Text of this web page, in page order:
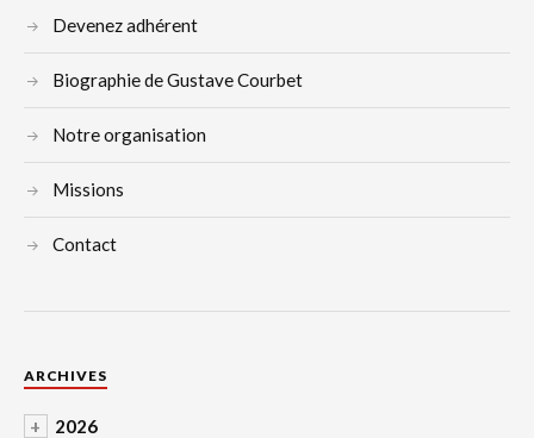
Devenez adhérent
Biographie de Gustave Courbet
Notre organisation
Missions
Contact
ARCHIVES
+ 2026